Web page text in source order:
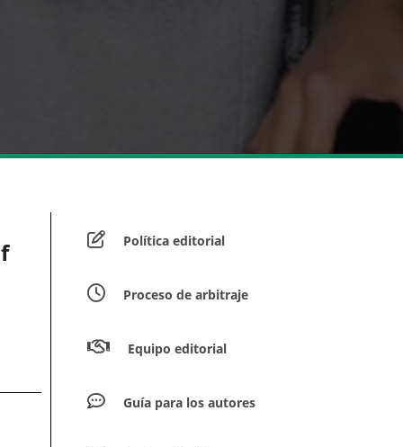
Política editorial
Proceso de arbitraje
Equipo editorial
Guía para los autores